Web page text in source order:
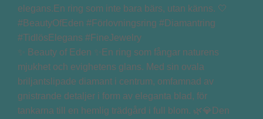
✨ Beauty of Eden ✨En ring som fångar naturens
mjukhet och evighetens glans. Med sin ovala
briljantslipade diamant i centrum, omfamnad av
gnistrande detaljer i form av eleganta blad, för
tankarna till en hemlig trädgård i full blom. 🌿💎Den